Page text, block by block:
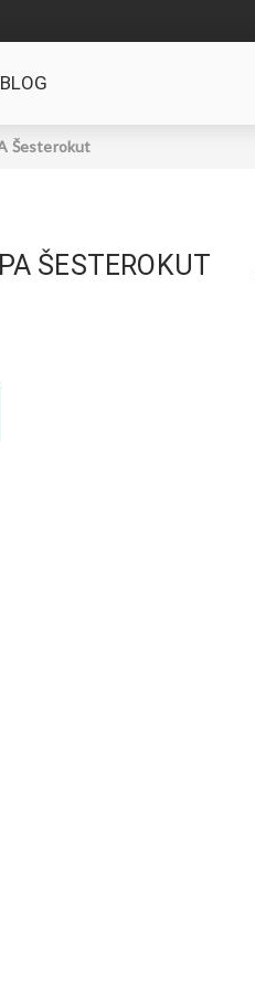
BLOG
Šesterokut
ŠESTEROKUT